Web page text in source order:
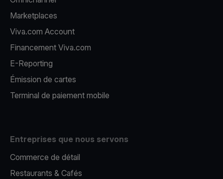
Marketplaces
Viva.com Account
Financement Viva.com
E-Reporting
Émission de cartes
Terminal de paiement mobile
Entreprises que nous servons
Commerce de détail
Restaurants & Cafés